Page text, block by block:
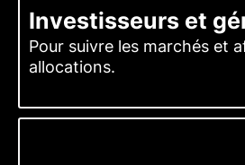
Investisseurs et
Pour suivre les marchés et
allocations.